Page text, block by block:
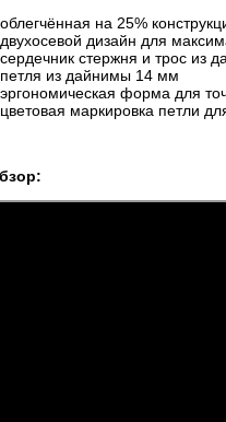
облегчённая на 25%
двухосевой дизайн для
сердечник стержня и трос из
петля из дайнимы 14 мм
эргономическая форма для
цветовая маркировка петли